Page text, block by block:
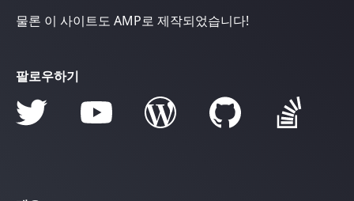
물론 이 사이트도 AMP로 제작되었습니다!
팔로우하기